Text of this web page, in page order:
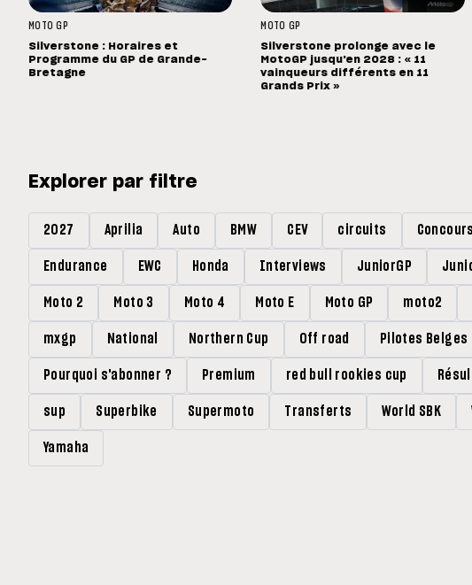
MOTO GP
Silverstone : Horaires et
Programme du GP de Grande-
Bretagne
MOTO GP
Silverstone prolonge avec le
MotoGP jusqu'en 2028 : « 11
vainqueurs différents en 11
Grands Prix »
Explorer par filtre
2027 Aprilia Auto BMW CEV circuits Concours
Endurance EWC Honda Interviews JuniorGP
Moto 2 Moto 3 Moto 4 Moto E Moto GP moto2
mxgp National Northern Cup Off road Pilotes Belges
Pourquoi s'abonner ? Premium red bull rookies cup
sup Superbike Supermoto Transferts World SBK
Yamaha